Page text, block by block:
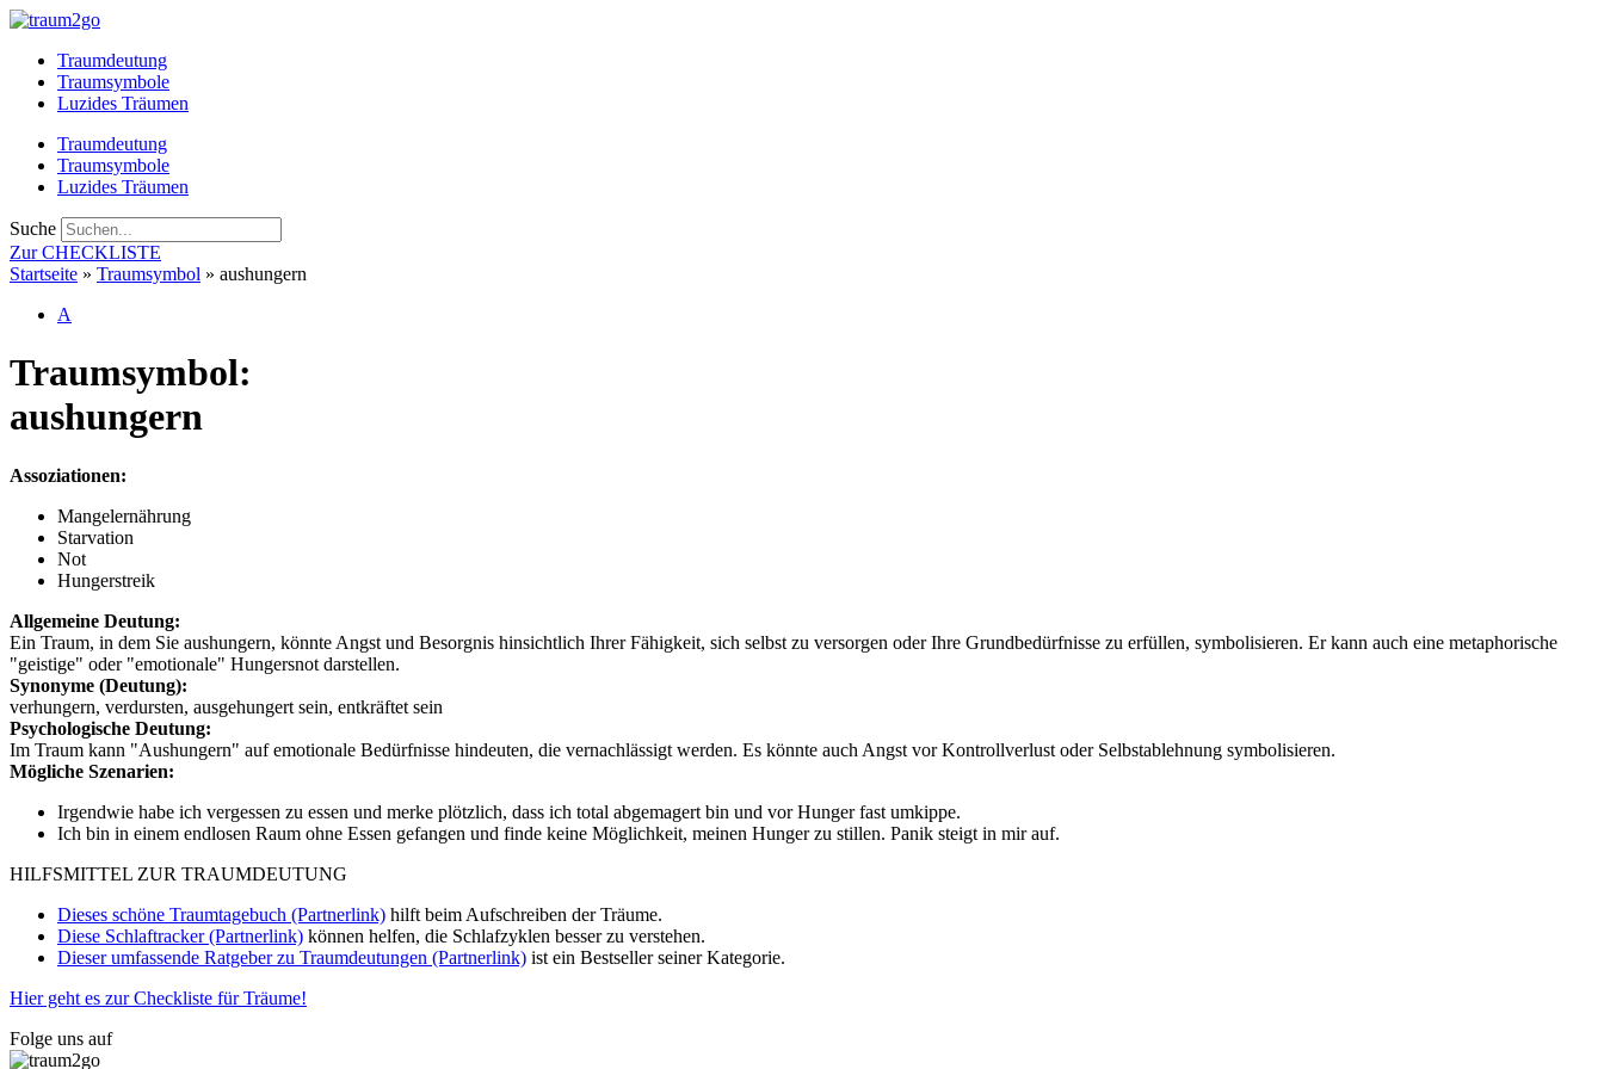
Zum
springenTraumdeutung
Traumsymbole
Luzides Träumen
Traumdeutung
Traumsymbole
Luzides Träumen
Suche
Zur CHECKLISTE
Startseite » Traumsymbol » aushungern
A
Traumsymbol:
aushungern
Assoziationen:
Mangelernährung
Starvation
Not
Hungerstreik
Allgemeine Deutung:
Ein Traum, in dem Sie aushungern, könnte Angst und Besorgnis hinsichtlich Ihrer Fähigkeit, sich selbst zu versorgen oder Ihre Grundbedürfnisse zu erfüllen, symbolisieren. Er kann auch eine metaphorische
"geistige" oder "emotionale" Hungersnot darstellen.
Synonyme (Deutung):
verhungern, verdursten, ausgehungert sein, entkräftet sein
Psychologische Deutung:
Im Traum kann "Aushungern" auf emotionale Bedürfnisse hindeuten, die vernachlässigt werden. Es könnte auch Angst vor Kontrollverlust oder Selbstablehnung symbolisieren.
Mögliche Szenarien:
Irgendwie habe ich vergessen zu essen und merke plötzlich, dass ich total abgemagert bin und vor Hunger fast umkippe.
Ich bin in einem endlosen Raum ohne Essen gefangen und finde keine Möglichkeit, meinen Hunger zu stillen. Panik steigt in mir auf.
HILFSMITTEL ZUR TRAUMDEUTUNG
Dieses schöne Traumtagebuch (Partnerlink) hilft beim Aufschreiben der Träume.
Diese Schlaftracker (Partnerlink) können helfen, die Schlafzyklen besser zu verstehen.
Dieser umfassende Ratgeber zu Traumdeutungen (Partnerlink) ist ein Bestseller seiner Kategorie.
Hier geht es zur Checkliste für Träume!
Folge uns auf